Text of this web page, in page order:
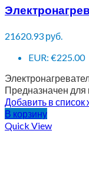
21620.93 руб.
EUR: €225.00
Предназначен для
Добавить в список
В корзину
Quick View